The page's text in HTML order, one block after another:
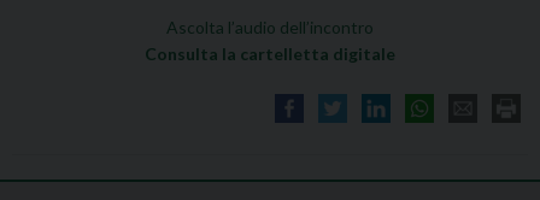
Ascolta l’audio dell’incontro
Consulta la cartelletta digitale